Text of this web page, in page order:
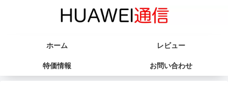
ホーム レビュー
特価情報 お問い合わせ